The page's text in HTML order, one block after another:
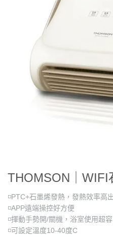
THOMSON｜WIFI
◽PTC+石墨烯發熱，發熱效率高
◽APP遠端操控好方便
◽揮動手勢開/關機，浴室使用超
◽可設定溫度10-40度C